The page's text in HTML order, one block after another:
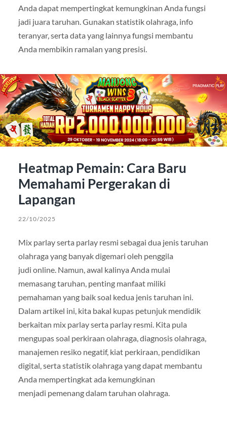
Anda dapat mempertingkat kemungkinan Anda fungsi
jadi juara taruhan. Gunakan statistik olahraga, info
teranyar, serta data yang lainnya fungsi membantu
Anda membikin ramalan yang presisi.
Heatmap Pemain: Cara Baru
Memahami Pergerakan di
Lapangan
22/10/2025
Mix parlay serta parlay resmi sebagai dua jenis taruhan
olahraga yang banyak digemari oleh penggila
judi online. Namun, awal kalinya Anda mulai
memasang taruhan, penting manfaat miliki
pemahaman yang baik soal kedua jenis taruhan ini.
Dalam artikel ini, kita bakal kupas petunjuk mendidik
berkaitan mix parlay serta parlay resmi. Kita pula
mengupas soal perkiraan olahraga, diagnosis olahraga,
manajemen resiko negatif, kiat perkiraan, pendidikan
digital, serta statistik olahraga yang dapat membantu
Anda mempertingkat ada kemungkinan
menjadi pemenang dalam taruhan olahraga.